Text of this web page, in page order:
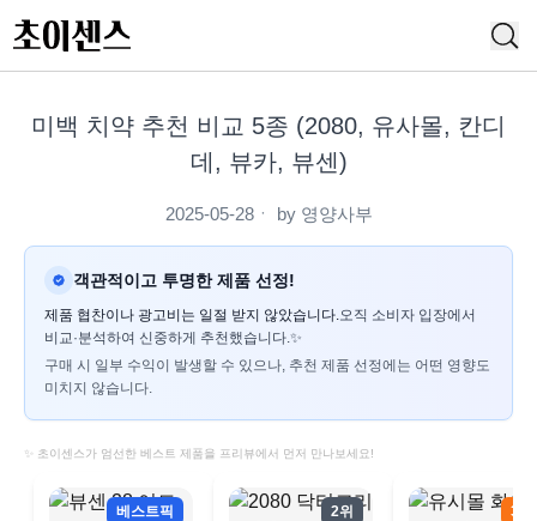
미백 치약 추천 비교 5종 (2080, 유사몰, 칸디
데, 뷰카, 뷰센)
2025-05-28ㆍ by 영양사부
객관적이고 투명한 제품 선정!
제품 협찬이나 광고비는 일절 받지 않았습니다.오직 소비자 입장에서
비교·분석하여 신중하게 추천했습니다.✨
구매 시 일부 수익이 발생할 수 있으나, 추천 제품 선정에는 어떤 영향도
미치지 않습니다.
✨ 초이센스가 엄선한 베스트 제품을 프리뷰에서 먼저 만나보세요!
베스트픽 2위 3위